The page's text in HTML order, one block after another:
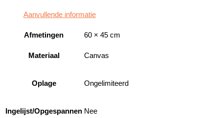
Aanvullende informatie
Afmetingen 60 × 45 cm
Materiaal Canvas
Oplage Ongelimiteerd
Ingelijst/Opgespannen Nee